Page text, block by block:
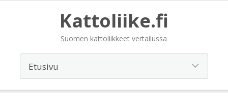
Kattoliike.fi
Suomen kattoliikkeet vertailussa